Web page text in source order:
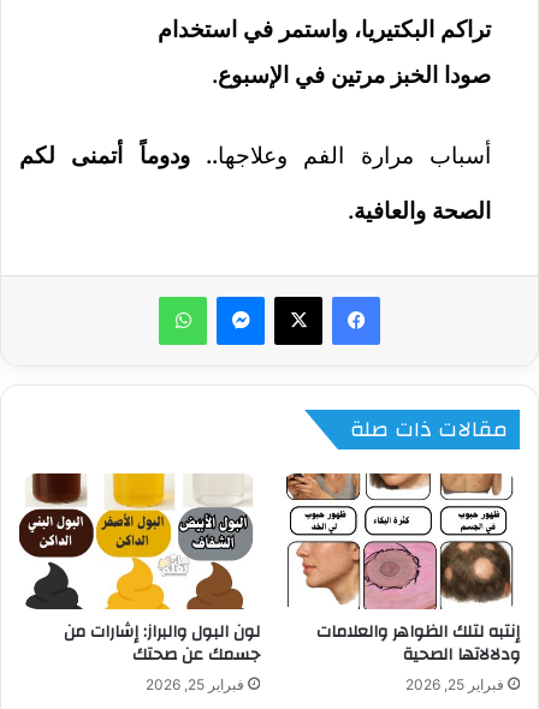
تراكم البكتيريا، واستمر في استخدام
صودا الخبز مرتين في الإسبوع.
أسباب مرارة الفم وعلاجها.. ودوماً أتمنى لكم
الصحة والعافية.
ماسنجر واتساب
مقالات ذات صلة
إنتبه لتلك الظواهر والعلامات
ودلالاتها الصحية
فبراير 25, 2026
لون البول والبراز: إشارات من
جسمك عن صحتك
فبراير 25, 2026